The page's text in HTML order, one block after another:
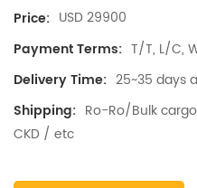
Price: USD 29900
Payment Terms: T/T, L/C,
Delivery Time: 25~35 days
Shipping: Ro-Ro/Bulk
CKD / etc